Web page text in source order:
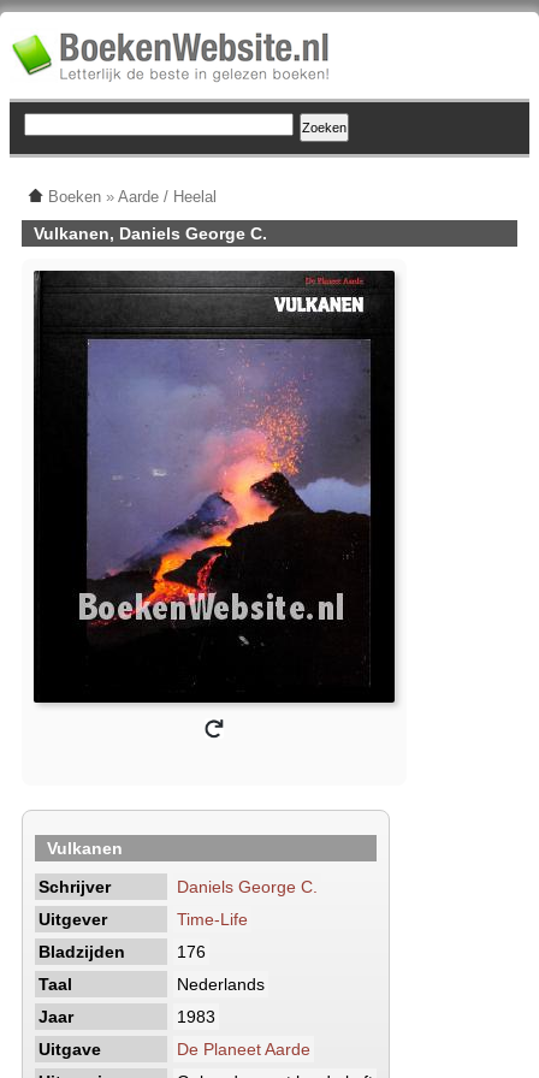
Boeken » Aarde / Heelal
Vulkanen, Daniels George C.
Vulkanen
Schrijver
Daniels George C.
Uitgever
Time-Life
Bladzijden
176
Taal
Nederlands
Jaar
1983
Uitgave
De Planeet Aarde